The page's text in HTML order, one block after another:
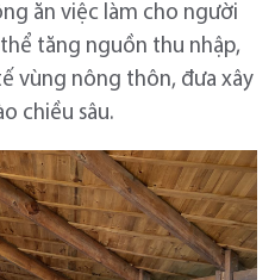
ăn việc làm cho người
tăng nguồn thu nhập,
vùng nông thôn, đưa xây
chiều sâu.